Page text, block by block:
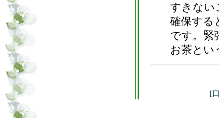
すきない
確保する
です。緊
お茶とい
[